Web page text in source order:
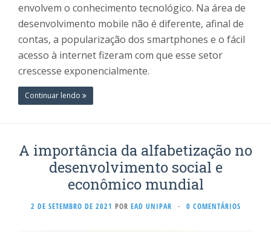
envolvem o conhecimento tecnológico. Na área de
desenvolvimento mobile não é diferente, afinal de
contas, a popularização dos smartphones e o fácil
acesso à internet fizeram com que esse setor
crescesse exponencialmente.
Continuar lendo
A importância da alfabetização no
desenvolvimento social e
econômico mundial
2 DE SETEMBRO DE 2021 POR EAD UNIPAR · 0 COMENTÁRIOS